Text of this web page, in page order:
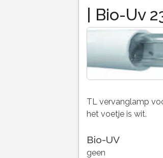
| Bio-Uv
TL vervanglamp
het voetje is wit.
Bio-UV
geen